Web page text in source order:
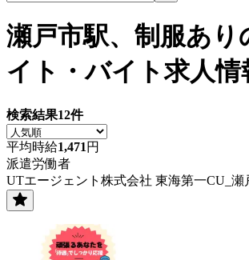
瀬戸市駅、制服あり
イト・バイト求人情
検索結果12件
平均時給1,471 円
派遣労働者
UTエージェント株式会社 東海第一CU_瀬